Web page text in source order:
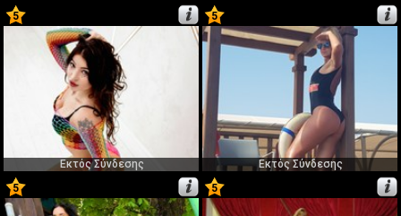
5
Εκτός Σύνδεσης
5
12
Εκτός Σύνδεσης
5
13
5
14